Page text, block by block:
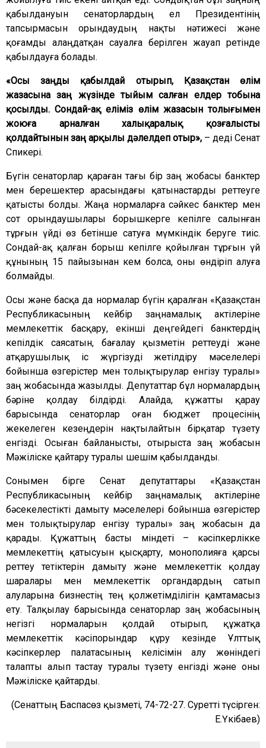
қабылдануын сенаторлардың ел Президентінің
тапсырмасын орындаудың нақты нәтижесі және
қоғамды алаңдатқан сауалға берілген жауап ретінде
қабылдауға болады.
«Осы заңды қабылдай отырып, Қазақстан өлім
жазасына заң жүзінде тыйым салған елдер тобына
қосылды. Сондай-ақ еліміз өлім жазасын толығымен
жоюға арналған халықаралық қозғалысты
қолдайтынын заң арқылы дәлелдеп отыр», – деді Сенат
Спикері.
Бүгін сенаторлар қараған тағы бір заң жобасы банктер
мен берешектер арасындағы қатынастарды реттеуге
қатысты болды. Жаңа нормаларға сәйкес банктер мен
сот орындаушылары борышкерге кепілге салынған
тұрғын үйді өз бетінше сатуға мүмкіндік беруге тиіс.
Сондай-ақ қалған борыш кепілге қойылған тұрғын үй
құнының 15 пайызынан кем болса, оны өндіріп алуға
болмайды.
Осы және басқа да нормалар бүгін қаралған «Қазақстан
Республикасының кейбір заңнамалық актілеріне
мемлекеттік басқару, екінші деңгейдегі банктердің
кепілдік саясатын, бағалау қызметін реттеуді және
атқарушылық іс жүргізуді жетілдіру мәселелері
бойынша өзгерістер мен толықтырулар енгізу туралы»
заң жобасында жазылды. Депутаттар бұл нормалардың
бәріне қолдау білдірді. Алайда, құжатты қарау
барысында сенаторлар оған бюджет процесінің
жекелеген кезеңдерін нақтылайтын бірқатар түзету
енгізді. Осыған байланысты, отырыста заң жобасын
Мәжіліске қайтару туралы шешім қабылданды.
Сонымен бірге Сенат депутаттары «Қазақстан
Республикасының кейбір заңнамалық актілеріне
бәсекелестікті дамыту мәселелері бойынша өзгерістер
мен толықтырулар енгізу туралы» заң жобасын да
қарады. Құжаттың басты міндеті – кәсіпкерлікке
мемлекеттің қатысуын қысқарту, монополияға қарсы
реттеу тетіктерін дамыту және мемлекеттік қолдау
шаралары мен мемлекеттік органдардың сатып
алуларына бизнестің тең қолжетімділігін қамтамасыз
ету. Талқылау барысында сенаторлар заң жобасының
негізгі нормаларын қолдай отырып, құжатқа
мемлекеттік кәсіпорындар құру кезінде Ұлттық
кәсіпкерлер палатасының келісімін алу жөніндегі
талапты алып тастау туралы түзету енгізді және оны
Мәжіліске қайтарды.
(Сенаттың Баспасөз қызметі, 74-72-27. Суретті түсірген:
Е.Үкібаев)